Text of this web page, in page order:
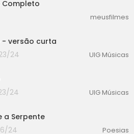
Completo
meusfilmes
versão curta
24
UIG Músicas
24
UIG Músicas
a Serpente
24
Poesias